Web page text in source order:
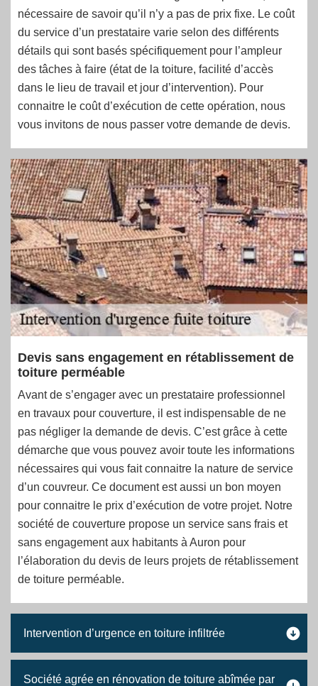
nécessaire de savoir qu’il n’y a pas de prix fixe. Le coût
du service d’un prestataire varie selon des différents
détails qui sont basés spécifiquement pour l’ampleur
des tâches à faire (état de la toiture, facilité d’accès
dans le lieu de travail et jour d’intervention). Pour
connaitre le coût d’exécution de cette opération, nous
vous invitons de nous passer votre demande de devis.
Devis sans engagement en rétablissement de
toiture perméable
Avant de s’engager avec un prestataire professionnel
en travaux pour couverture, il est indispensable de ne
pas négliger la demande de devis. C’est grâce à cette
démarche que vous pouvez avoir toute les informations
nécessaires qui vous fait connaitre la nature de service
d’un couvreur. Ce document est aussi un bon moyen
pour connaitre le prix d’exécution de votre projet. Notre
société de couverture propose un service sans frais et
sans engagement aux habitants à Auron pour
l’élaboration du devis de leurs projets de rétablissement
de toiture perméable.
Intervention d’urgence en toiture infiltrée
Société agrée en rénovation de toiture abîmée par